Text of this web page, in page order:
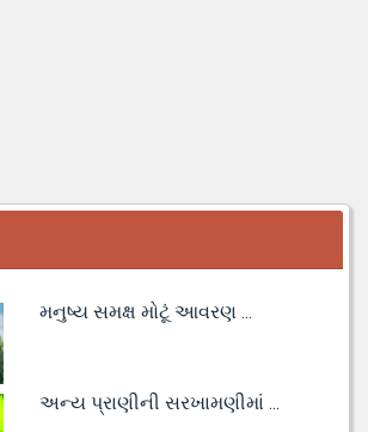
મનુષ્ય સમક્ષ મોટૂં આવરણ ...
અન્ય પ્રાણીની સરખામણીમાં ...